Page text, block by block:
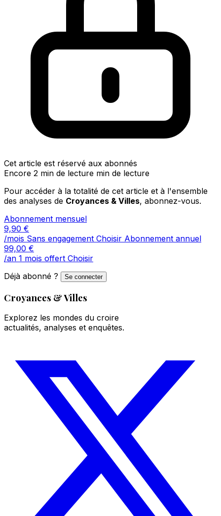
Cet article est réservé aux abonnés
Encore 2 min de lecture min de lecture
Pour accéder à la totalité de cet article et à l'ensemble
des analyses de Croyances & Villes, abonnez-vous.
Abonnement mensuel
9,90 €
/mois Sans engagement Choisir Abonnement annuel
99,00 €
/an 1 mois offert Choisir
Déjà abonné ?
Se connecter
Croyances & Villes
Explorez les mondes du croire
actualités, analyses et enquêtes.